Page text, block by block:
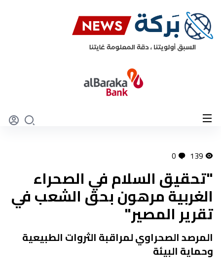
139
0
"تحقيق السلام في الصحراء
الغربية مرهون بحق الشعب في
تقرير المصير"
المرصد الصحراوي لمراقبة الثروات الطبيعية
وحماية البيئة